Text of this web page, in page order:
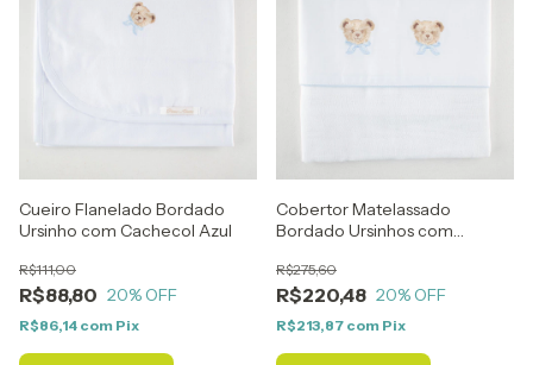
Cueiro Flanelado Bordado
Ursinho com Cachecol Azul
R$88,80
R$111,00
20% OFF
R$86,14 com Pix
Cobertor Matelassado
Bordado Ursinhos com
R$220,48
R$275,60
20% OFF
R$213,87 com Pix